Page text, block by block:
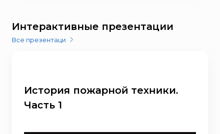
Интерактивные презентации
Все презентаци
История пожарной техники.
Часть 1